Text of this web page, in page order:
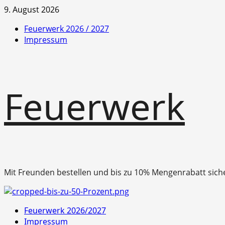
Zum
springen
9. August 2026
Feuerwerk 2026 / 2027
Impressum
Feuerwerk
Mit Freunden bestellen und bis zu 10% Mengenrabatt
Primäres
Menü
Feuerwerk 2026/2027
Impressum